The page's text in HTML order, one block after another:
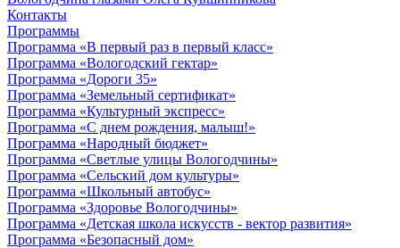
Контакты
Программы
Программа «В первый раз в первый класс»
Программа «Вологодский гектар»
Программа «Дороги 35»
Программа «Земельный сертификат»
Программа «Культурный экспресс»
Программа «С днем рождения, малыш!»
Программа «Народный бюджет»
Программа «Светлые улицы Вологодчины»
Программа «Сельский дом культуры»
Программа «Школьный автобус»
Программа «Здоровье Вологодчины»
Программа «Детская школа искусств - вектор развития»
Программа «Безопасный дом»